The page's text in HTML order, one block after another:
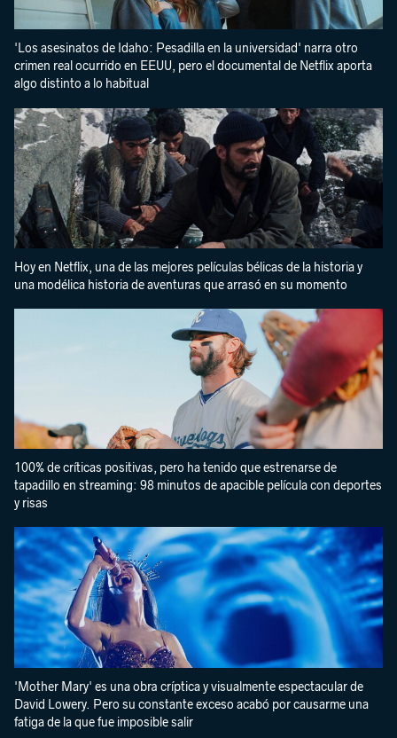
'Los asesinatos de Idaho: Pesadilla en la universidad' narra otro
crimen real ocurrido en EEUU, pero el documental de Netflix aporta
algo distinto a lo habitual
Hoy en Netflix, una de las mejores películas bélicas de la historia y
una modélica historia de aventuras que arrasó en su momento
100% de críticas positivas, pero ha tenido que estrenarse de
tapadillo en streaming: 98 minutos de apacible película con deportes
y risas
'Mother Mary' es una obra críptica y visualmente espectacular de
David Lowery. Pero su constante exceso acabó por causarme una
fatiga de la que fue imposible salir